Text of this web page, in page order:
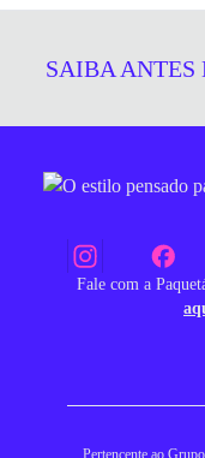
SAIBA ANTES
Fale com a
Pertencente ao